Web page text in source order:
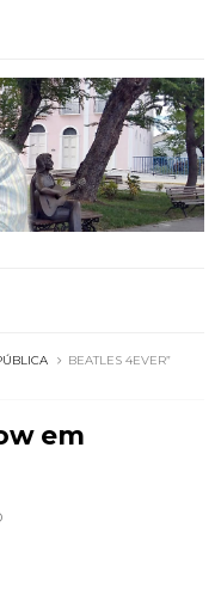
BEATLES 4EVER”
em